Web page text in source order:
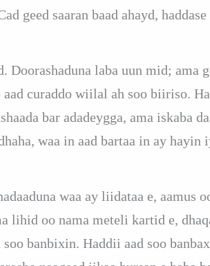
geed saaran baad ahayd,
Doorashaduna laba uun mid; ama
curaddo wiilal ah soo biiriso.
bar adadeygga, ama iskaba
waa in aad bartaa in ay hayin
waa ay liidataa e, aamus
lihid oo nama meteli kartid e,
banbixin. Haddii aad soo